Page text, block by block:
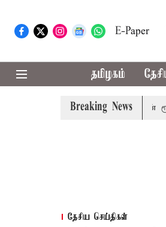
E-Paper
தமிழகம்
Breaking News
உயர்ந்து ஒரு சவரன்
தேசிய செய்திகள்